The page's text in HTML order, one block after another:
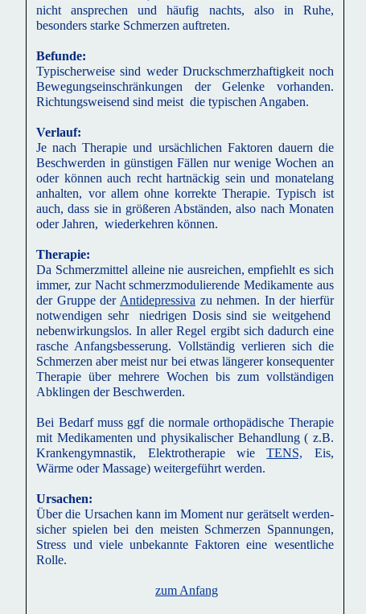
nicht ansprechen und häufig nachts, also in Ruhe,
besonders starke Schmerzen auftreten.
Befunde:
Typischerweise sind weder Druckschmerzhaftigkeit noch
Bewegungseinschränkungen der Gelenke vorhanden.
Richtungsweisend sind meist die typischen Angaben.
Verlauf:
Je nach Therapie und ursächlichen Faktoren dauern die
Beschwerden in günstigen Fällen nur wenige Wochen an
oder können auch recht hartnäckig sein und monatelang
anhalten, vor allem ohne korrekte Therapie. Typisch ist
auch, dass sie in größeren Abständen, also nach Monaten
oder Jahren, wiederkehren können.
Therapie:
Da Schmerzmittel alleine nie ausreichen, empfiehlt es sich
immer, zur Nacht schmerzmodulierende Medikamente aus
der Gruppe der Antidepressiva zu nehmen. In der hierfür
notwendigen sehr niedrigen Dosis sind sie weitgehend
nebenwirkungslos. In aller Regel ergibt sich dadurch eine
rasche Anfangsbesserung. Vollständig verlieren sich die
Schmerzen aber meist nur bei etwas längerer konsequenter
Therapie über mehrere Wochen bis zum vollständigen
Abklingen der Beschwerden.
Bei Bedarf muss ggf die normale orthopädische Therapie
mit Medikamenten und physikalischer Behandlung ( z.B.
Krankengymnastik, Elektrotherapie wieTENS, Eis,
Wärme oder Massage) weitergeführt werden.
Ursachen:
Über die Ursachen kann im Moment nur gerätselt werden-
sicher spielen bei den meisten Schmerzen Spannungen,
Stress und viele unbekannte Faktoren eine wesentliche
Rolle.
zum Anfang